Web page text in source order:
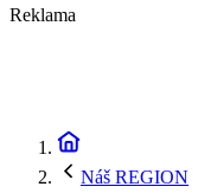
Reklama
Náš REGION